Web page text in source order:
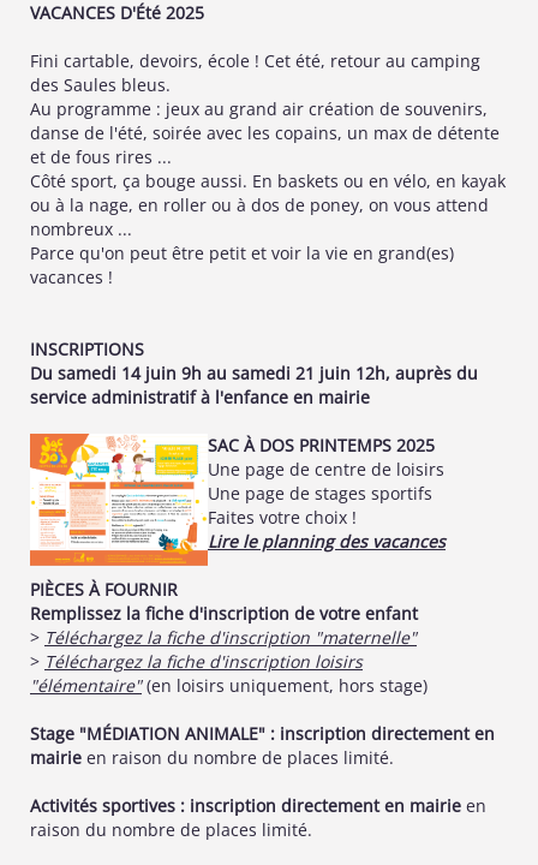
VACANCES D'Été 2025
Fini cartable, devoirs, école ! Cet été, retour au camping
des Saules bleus.
Au programme : jeux au grand air création de souvenirs,
danse de l'été, soirée avec les copains, un max de détente
et de fous rires ...
Côté sport, ça bouge aussi. En baskets ou en vélo, en kayak
ou à la nage, en roller ou à dos de poney, on vous attend
nombreux ...
Parce qu'on peut être petit et voir la vie en grand(es)
vacances !
INSCRIPTIONS
Du samedi 14 juin 9h au samedi 21 juin 12h, auprès du
service administratif à l'enfance en mairie
SAC À DOS PRINTEMPS 2025
Une page de centre de loisirs
Une page de stages sportifs
Faites votre choix !
Lire le planning des vacances
PIÈCES À FOURNIR
Remplissez la fiche d'inscription de votre enfant
> Téléchargez la fiche d'inscription "maternelle"
> Téléchargez la fiche d'inscription loisirs
"élémentaire"(en loisirs uniquement, hors stage)
Stage "MÉDIATION ANIMALE" : inscription directement en
mairie en raison du nombre de places limité.
Activités sportives : inscription directement en mairie en
raison du nombre de places limité.